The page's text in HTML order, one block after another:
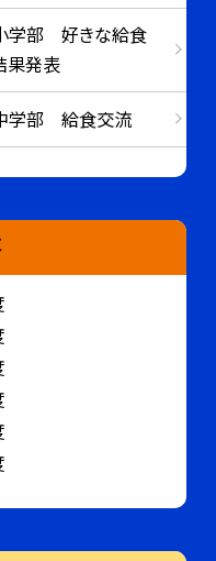
学部 好きな給食
果発表
学部 給食交流